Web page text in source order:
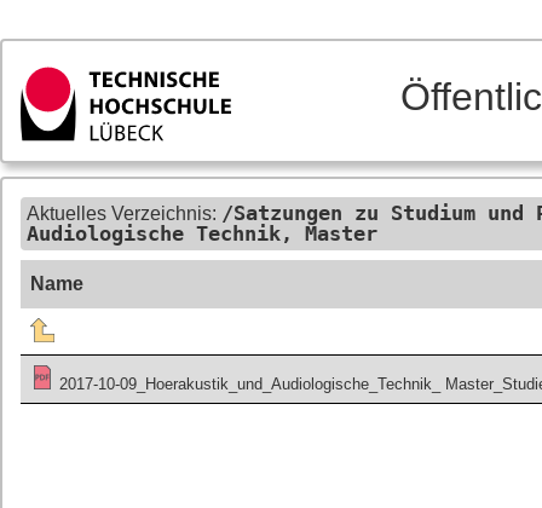
Aktuelles Verzeichnis: /Satzungen zu Studium und
Audiologische Technik, Master
Name
2017-10-09_Hoerakustik_und_Audiologische_Technik_